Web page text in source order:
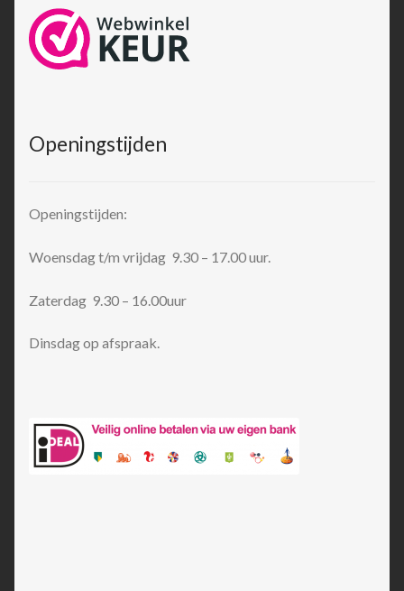
Openingstijden
Openingstijden:
Woensdag t/m vrijdag 9.30 – 17.00 uur.
Zaterdag 9.30 – 16.00uur
Dinsdag op afspraak.